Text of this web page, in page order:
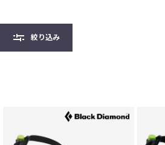
絞り込み